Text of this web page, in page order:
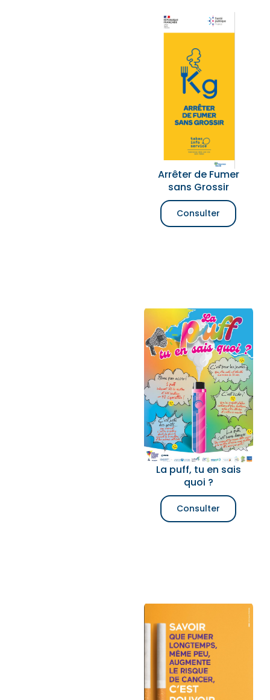
Arrêter de Fumer
sans Grossir
Consulter
La puff, tu en sais
quoi ?
Consulter